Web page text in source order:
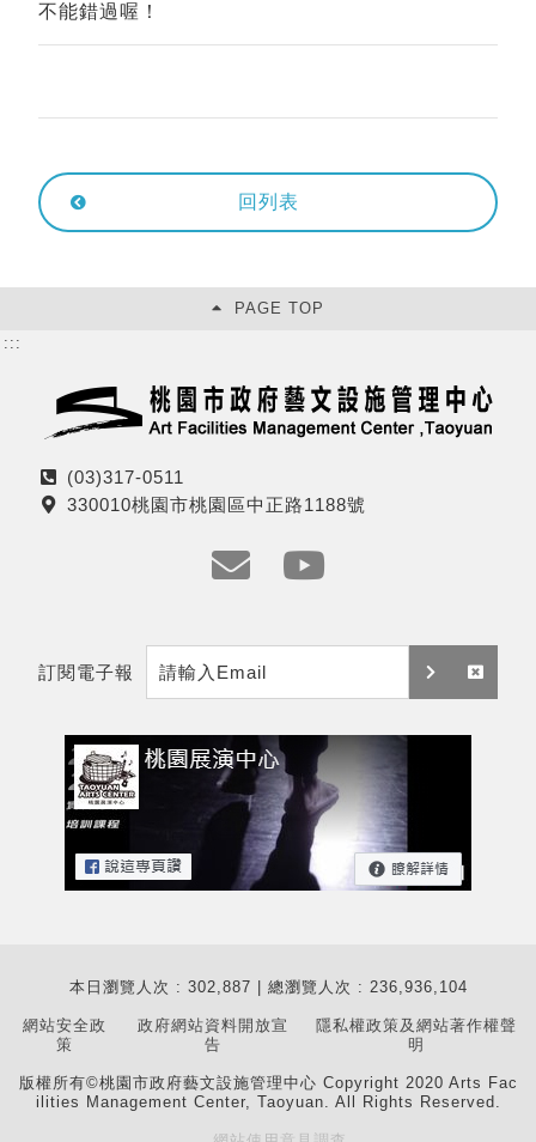
不能錯過喔！
回列表
PAGE TOP
:::
電
話
(03)317-0511
地
330010桃園市桃園區中正路1188號
m
a
i
l
t
訂閱電子報
訂 取
本日瀏覽人次 : 302,887 | 總瀏覽人次 : 236,936,104
網站安全政
策
政府網站資料開放宣
告
隱私權政策及網站著作權聲
明
版權所有©桃園市政府藝文設施管理中心 Copyright 2020 Arts Fac
ilities Management Center, Taoyuan. All Rights Reserved.